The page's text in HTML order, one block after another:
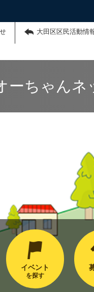
大田区区民活動情
ーちゃんネ
イベント
を探す